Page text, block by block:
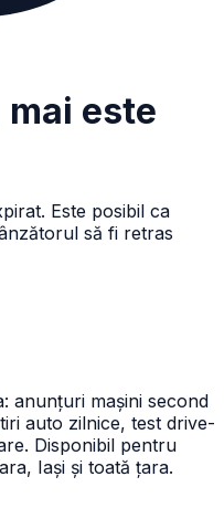
este
Este posibil ca
să fi retras
anunțuri mașini second
auto zilnice, test drive-
Disponibil pentru
Iași și toată țara.